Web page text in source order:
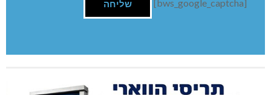
[bws_google_captcha]